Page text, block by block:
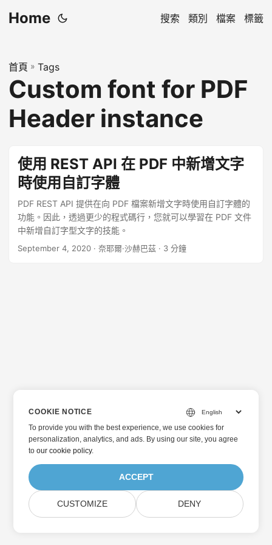
Home 搜索 類別 檔案 標籤
首頁 » Tags
Custom font for PDF
Header instance
使用 REST API 在 PDF 中新增文字
時使用自訂字體
PDF REST API 提供在向 PDF 檔案新增文字時使用自訂字體的
功能。因此，透過更少的程式碼行，您就可以學習在 PDF 文件
中新增自訂字型文字的技能。
September 4, 2020 · 奈耶爾·沙赫巴茲 · 3 分鐘
COOKIE NOTICE
To provide you with the best experience, we use cookies for
personalization, analytics, and ads. By using our site, you agree
toour cookie policy.
ACCEPT
CUSTOMIZE DENY